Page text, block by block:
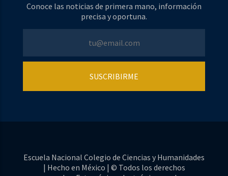
Conoce las noticias de primera mano, información
precisa y oportuna.
Escuela Nacional Colegio de Ciencias y Humanidades
| Hecho en México | © Todos los derechos